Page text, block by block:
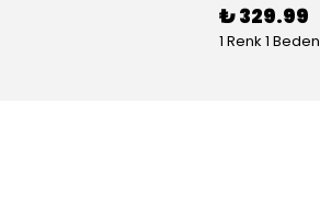
₺ 329.99
1 Renk 1 Beden